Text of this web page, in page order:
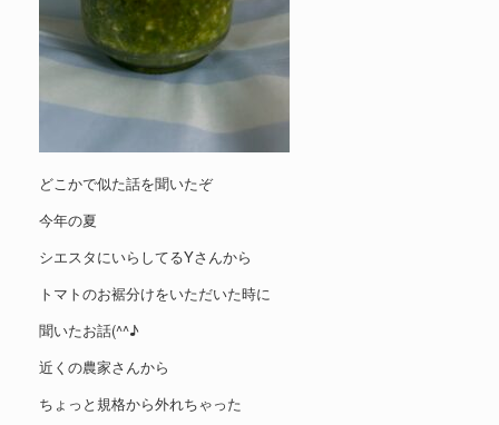
どこかで似た話を聞いたぞ
今年の夏
シエスタにいらしてるYさんから
トマトのお裾分けをいただいた時に
聞いたお話(^^♪
近くの農家さんから
ちょっと規格から外れちゃった